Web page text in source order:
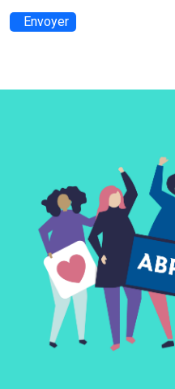
Envoyer